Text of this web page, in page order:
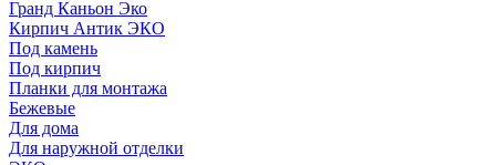
Гранд Каньон Эко
Кирпич Антик ЭКО
Под камень
Под кирпич
Планки для монтажа
Бежевые
Для дома
Для наружной отделки